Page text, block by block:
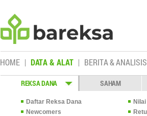
HOME DATA & ALAT BERITA & ANALISIS
REKSA DANA SAHAM
Daftar Reksa Dana
Newcomers